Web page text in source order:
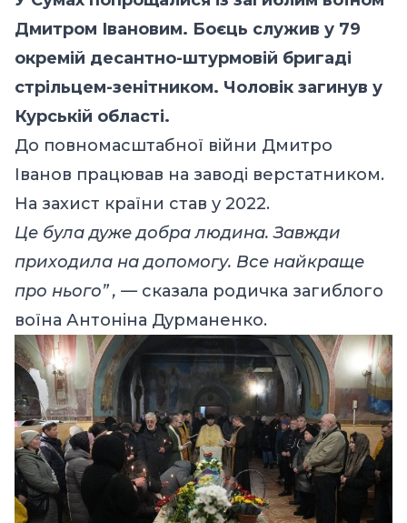
Дмитром Івановим. Боєць служив у 79
окремій десантно-штурмовій бригаді
стрільцем-зенітником. Чоловік загинув у
Курській області.
До повномасштабної війни Дмитро
Іванов працював на заводі верстатником.
На захист країни став у 2022.
Це була дуже добра людина. Завжди
приходила на допомогу. Все найкраще
про нього” , — сказала родичка загиблого
воїна Антоніна Дурманенко.